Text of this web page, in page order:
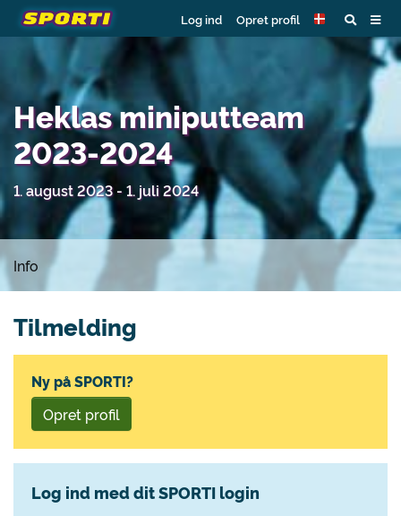
Log ind Opret profil
Heklas miniputteam
2023-2024
1. august 2023 - 1. juli 2024
Info
Tilmelding
Ny på SPORTI?
Opret profil
Log ind med dit SPORTI login